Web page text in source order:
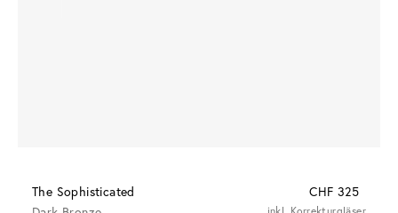
The Sophisticated
CHF 325